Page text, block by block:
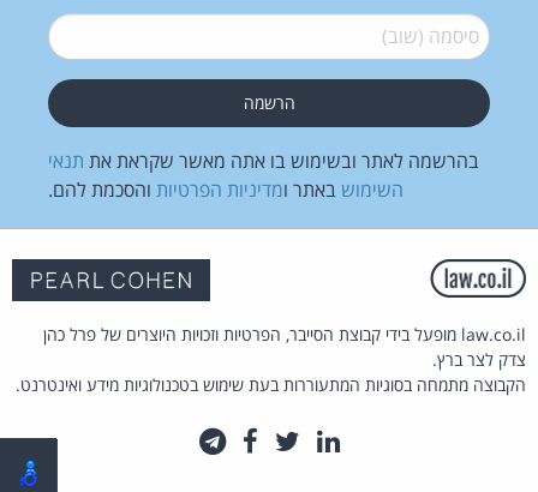
סיסמה (שוב)*
בהרשמה לאתר ובשימוש בו אתה מאשר שקראת את תנאי
השימוש באתר ומדיניות הפרטיות והסכמת להם.
law.co.il מופעל בידי קבוצת הסייבר, הפרטיות וזכויות היוצרים של פרל כהן
צדק לצר ברץ.
הקבוצה מתמחה בסוגיות המתעוררות בעת שימוש בטכנולוגיות מידע ואינטרנט.
לינקדאין
טוויטרפייסבוק